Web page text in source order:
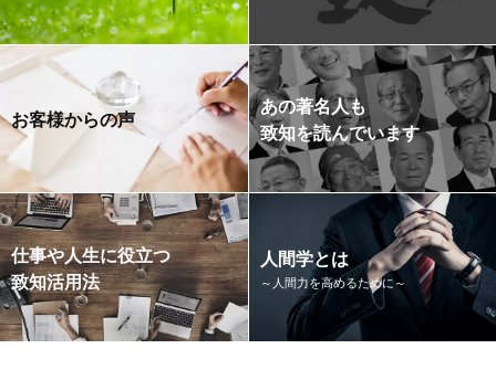
お客様からの声
あの著名人も
致知を読んでいます
仕事や人生に役立つ
致知活用法
人間学とは
～人間力を高めるために～